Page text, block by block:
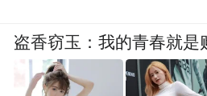
盗香窃玉：我的青春就是